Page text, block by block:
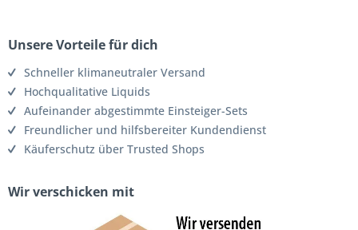
Unsere Vorteile für dich
Schneller klimaneutraler Versand
Hochqualitative Liquids
Aufeinander abgestimmte Einsteiger-Sets
Freundlicher und hilfsbereiter Kundendienst
Käuferschutz über Trusted Shops
Wir verschicken mit